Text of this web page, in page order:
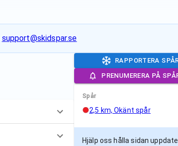
support@skidspar.se
RAPPORTERA
PRENUMERERA PÅ
Spår
2,5 km, Okänt spår
Hjälp oss hålla sidan